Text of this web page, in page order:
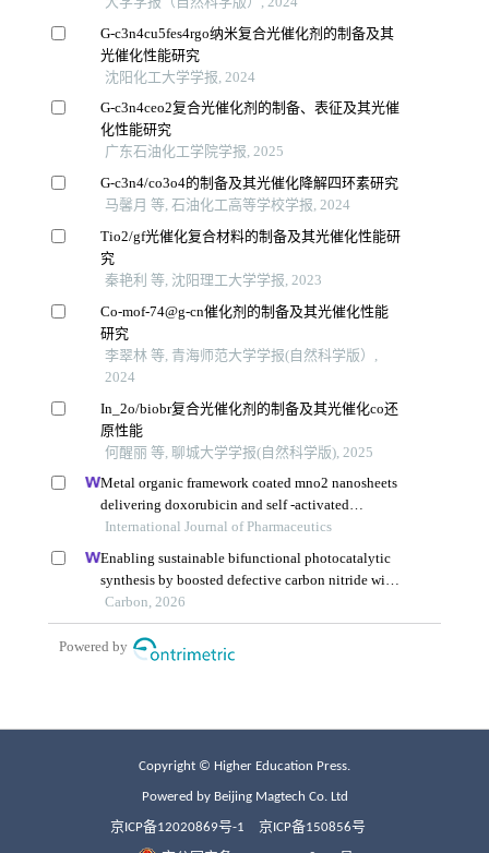
Copyright © Higher Education Press.
Powered by Beijing Magtech Co. Ltd
京ICP备12020869号-1 京ICP备150856号